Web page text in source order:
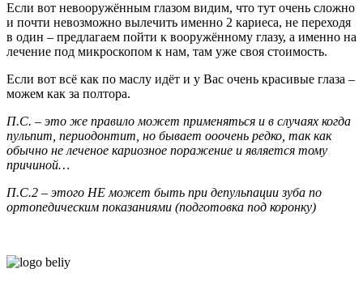
Если вот невооружённым глазом видим, что тут очень сложно
и почти невозможно вылечить именно 2 кариеса, не переходя
в один – предлагаем пойти к вооружённому глазу, а именно на
лечение под микроскопом к нам, там уже своя стоимость.
Если вот всё как по маслу идёт и у Вас очень красивые глаза –
можем как за полтора.
П.С. – это же правило может применяться и в случаях когда
пульпит, периодонтит, но бывает ооочень редко, так как
обычно не леченое кариозное поражение и является тому
причиной…
П.С.2 – этого НЕ может быть при депульпации зуба по
ортопедическим показаниями (подготовка под коронку)